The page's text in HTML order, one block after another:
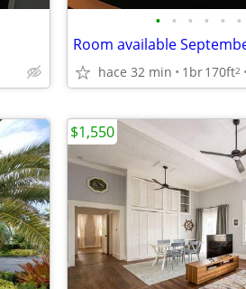
• • • • • •
Room available
hace 32 min 1br170ft2
$1,550